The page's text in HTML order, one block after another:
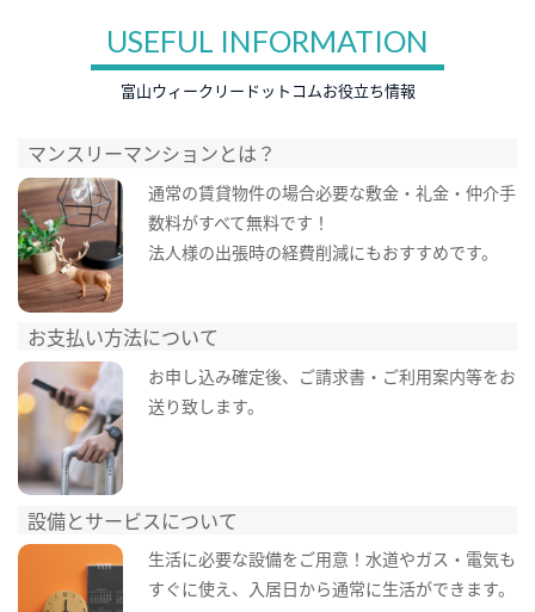
USEFUL INFORMATION
富山ウィークリードットコムお役立ち情報
マンスリーマンションとは？
通常の賃貸物件の場合必要な敷金・礼金・仲介手
数料がすべて無料です！
法人様の出張時の経費削減にもおすすめです。
お支払い方法について
お申し込み確定後、ご請求書・ご利用案内等をお
送り致します。
設備とサービスについて
生活に必要な設備をご用意！水道やガス・電気も
すぐに使え、入居日から通常に生活ができます。